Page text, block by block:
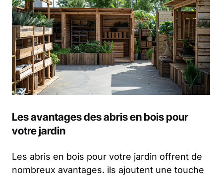
Les avantages des abris en bois pour
votre jardin
Les abris en bois pour votre jardin offrent de
nombreux avantages. ils ajoutent une touche